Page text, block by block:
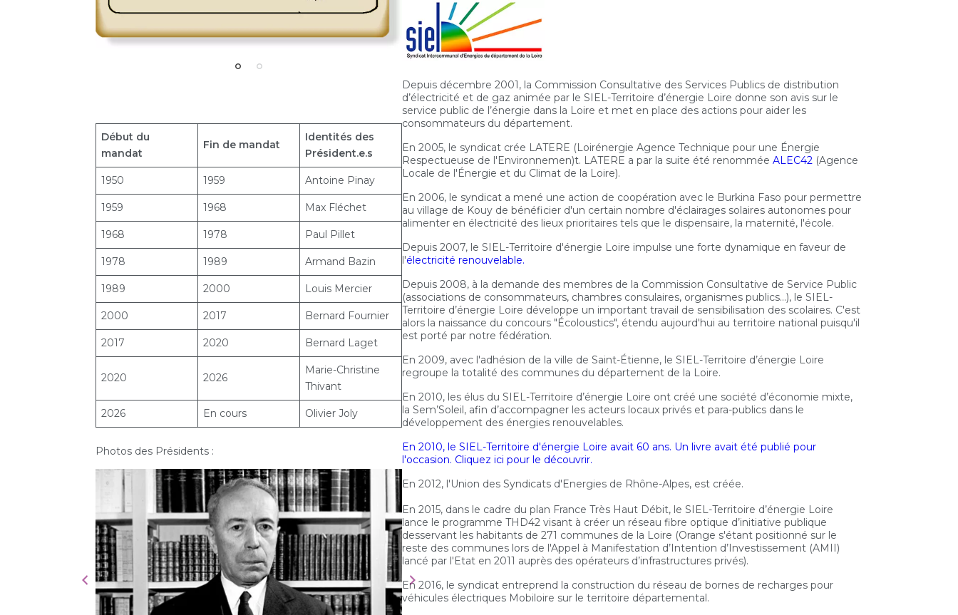
Début du
mandat
Fin de mandat
Identités des
Président.e.s
1950 1959 Antoine Pinay
1959 1968 Max Fléchet
1968 1978 Paul Pillet
1978 1989 Armand Bazin
1989 2000 Louis Mercier
2000 2017 Bernard Fournier
2017 2020 Bernard Laget
2020 2026
Marie-Christine
Thivant
2026 En cours Olivier Joly
Photos des Présidents :
Depuis décembre 2001, la Commission Consultative des Services Publics de distribution
d’électricité et de gaz animée par le SIEL-Territoire d’énergie Loire donne son avis sur le
service public de l’énergie dans la Loire et met en place des actions pour aider les
consommateurs du département.
En 2005, le syndicat crée LATERE (Loirénergie Agence Technique pour une Énergie
Respectueuse de l'Environnemen)t. LATERE a par la suite été renomméeALEC42 (Agence
Locale de l'Énergie et du Climat de la Loire).
En 2006, le syndicat a mené une action de coopération avec le Burkina Faso pour permettre
au village de Kouy de bénéficier d'un certain nombre d'éclairages solaires autonomes pour
alimenter en électricité des lieux prioritaires tels que le dispensaire, la maternité, l'école.
Depuis 2007, le SIEL-Territoire d'énergie Loire impulse une forte dynamique en faveur de
l'électricité renouvelable.
Depuis 2008, à la demande des membres de la Commission Consultative de Service Public
(associations de consommateurs, chambres consulaires, organismes publics…), le SIEL-
Territoire d’énergie Loire développe un important travail de sensibilisation des scolaires. C'est
alors la naissance du concours "Écoloustics", étendu aujourd'hui au territoire national puisqu'il
est porté par notre fédération.
En 2009, avec l'adhésion de la ville de Saint-Étienne, le SIEL-Territoire d’énergie Loire
regroupe la totalité des communes du département de la Loire.
En 2010, les élus du SIEL-Territoire d’énergie Loire ont créé une société d’économie mixte,
la Sem’Soleil, afin d’accompagner les acteurs locaux privés et para-publics dans le
développement des énergies renouvelables.
En 2010, le SIEL-Territoire d'énergie Loire avait 60 ans. Un livre avait été publié pour
l'occasion. Cliquez ici pour le découvrir.
En 2012, l'Union des Syndicats d'Energies de Rhône-Alpes, est créée.
En 2015, dans le cadre du plan France Très Haut Débit, le SIEL-Territoire d’énergie Loire
lance le programme THD42 visant à créer un réseau fibre optique d’initiative publique
desservant les habitants de 271 communes de la Loire (Orange s'étant positionné sur le
reste des communes lors de l'Appel à Manifestation d’Intention d’Investissement (AMII)
lancé par l'Etat en 2011 auprès des opérateurs d’infrastructures privés).
En 2016, le syndicat entreprend la construction du réseau de bornes de recharges pour
véhicules électriques Mobiloire sur le territoire départemental.